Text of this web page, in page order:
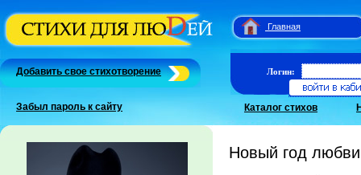
Главная
Добавить свое стихотворение
Забыл пароль к сайту
Логин:
Каталог стихов
Новый год любви